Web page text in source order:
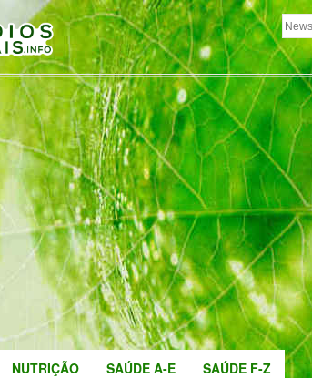
NUTRIÇÃO SAÚDE A-E SAÚDE F-Z